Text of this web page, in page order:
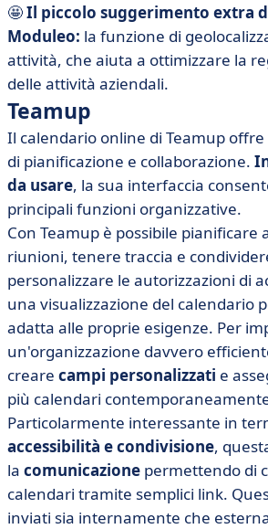
🤩Il piccolo suggerimento extra
Moduleo: la funzione di
attività, che aiuta a ottimizzare la
delle attività aziendali.
Teamup
Il calendario online di Teamup
di pianificazione e collaborazione.
da usare, la sua interfaccia
principali funzioni organizzative.
Con Teamup è possibile pianificare
riunioni, tenere traccia e
personalizzare le autorizzazioni di
una visualizzazione del calendario
adatta alle proprie esigenze. Per
un'organizzazione davvero
creare campi personalizzati e
più calendari
Particolarmente interessante in
accessibilità e condivisione,
la comunicazione permettendo di
calendari tramite semplici link.
inviati sia internamente che